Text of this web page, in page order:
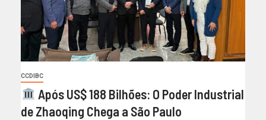
CCDIBC
Após US$ 188 Bilhões: O Poder Industrial
de Zhaoqing Chega a São Paulo